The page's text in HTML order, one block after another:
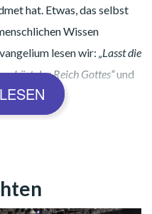
hat. Etwas, das selbst
Wissen
lesen wir: „Lasst die
das Reich Gottes“und
wie ein Kind, der wird
Lukas 18: 16 und 17).
LESEN